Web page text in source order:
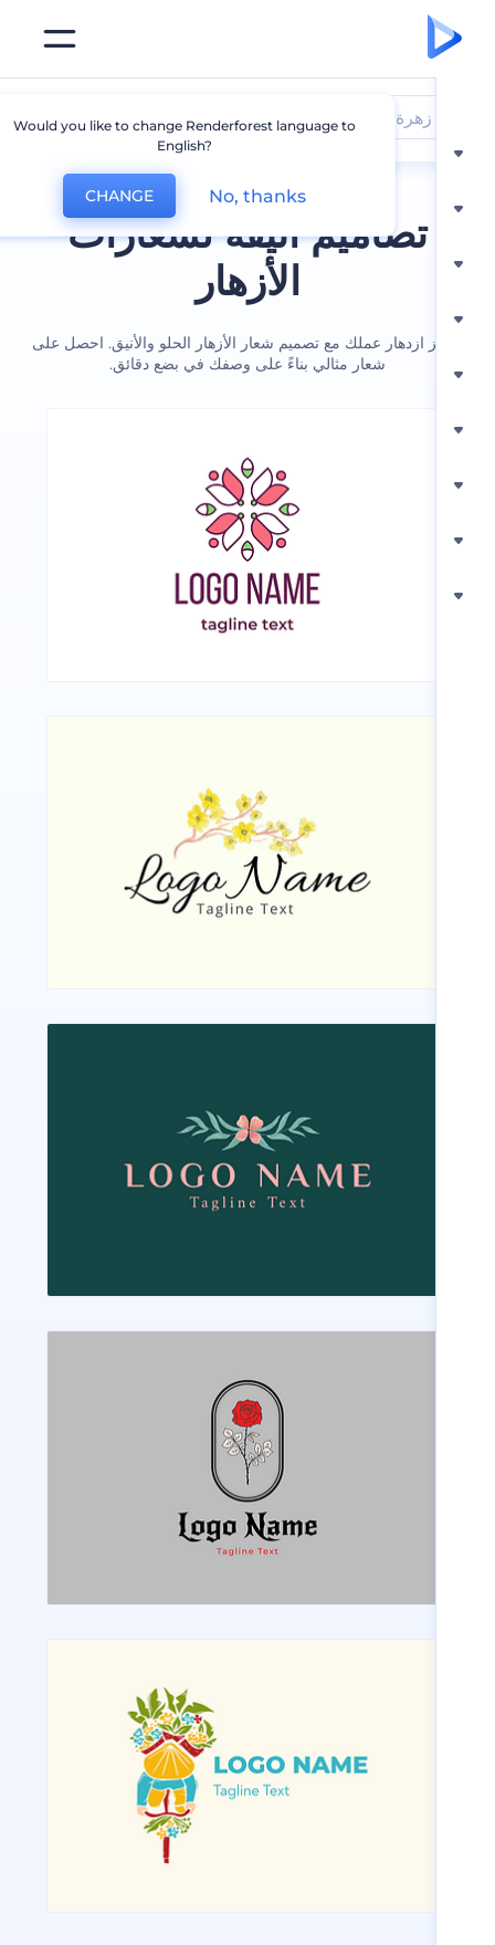
تصاميم انيقة لشعارات
الأزهار
ازدهار عملك مع تصميم شعار الأزهار الحلو والأنيق. احصل على
شعار مثالي بناءً على وصفك في بضع دقائق.
Would you like to change Renderforest language to
CHANGE No, thanks